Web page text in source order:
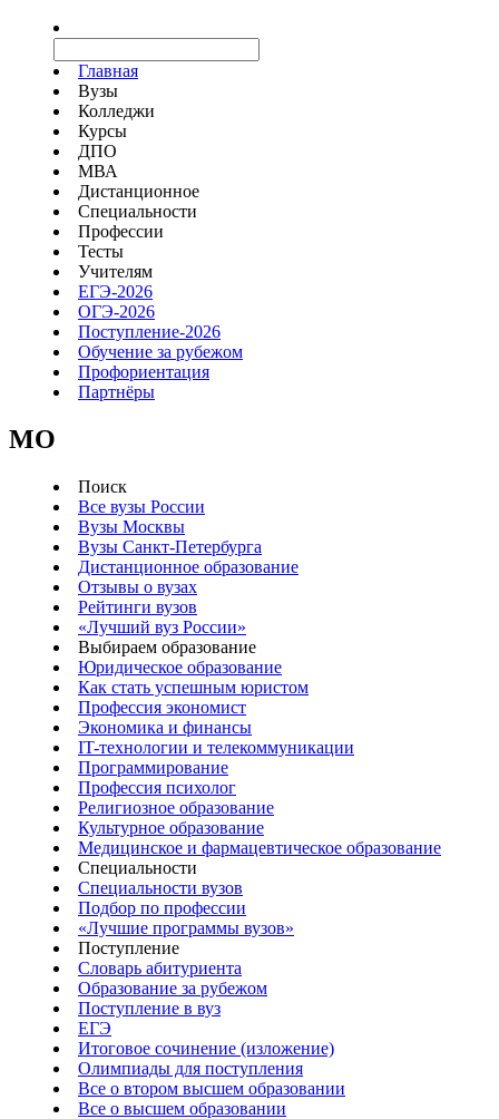
Главная
Вузы
Колледжи
Курсы
ДПО
МВА
Дистанционное
Специальности
Профессии
Тесты
Учителям
ЕГЭ-2026
ОГЭ-2026
Поступление-2026
Обучение за рубежом
Профориентация
Партнёры
MO
Поиск
Все вузы России
Вузы Москвы
Вузы Санкт-Петербурга
Дистанционное образование
Отзывы о вузах
Рейтинги вузов
«Лучший вуз России»
Выбираем образование
Юридическое образование
Как стать успешным юристом
Профессия экономист
Экономика и финансы
IT-технологии и телекоммуникации
Программирование
Профессия психолог
Религиозное образование
Культурное образование
Медицинское и фармацевтическое образование
Специальности
Специальности вузов
Подбор по профессии
«Лучшие программы вузов»
Поступление
Словарь абитуриента
Образование за рубежом
Поступление в вуз
ЕГЭ
Итоговое сочинение (изложение)
Олимпиады для поступления
Все о втором высшем образовании
Все о высшем образовании